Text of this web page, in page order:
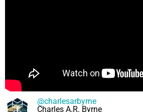
@charlesarbyrne
Charles A.R. Byrne